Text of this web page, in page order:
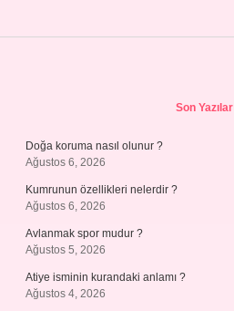
Son Yazılar
Doğa koruma nasıl olunur ?
Ağustos 6, 2026
Kumrunun özellikleri nelerdir ?
Ağustos 6, 2026
Avlanmak spor mudur ?
Ağustos 5, 2026
Atiye isminin kurandaki anlamı ?
Ağustos 4, 2026